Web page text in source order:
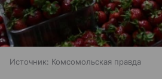
Источник: Комсомольская правда